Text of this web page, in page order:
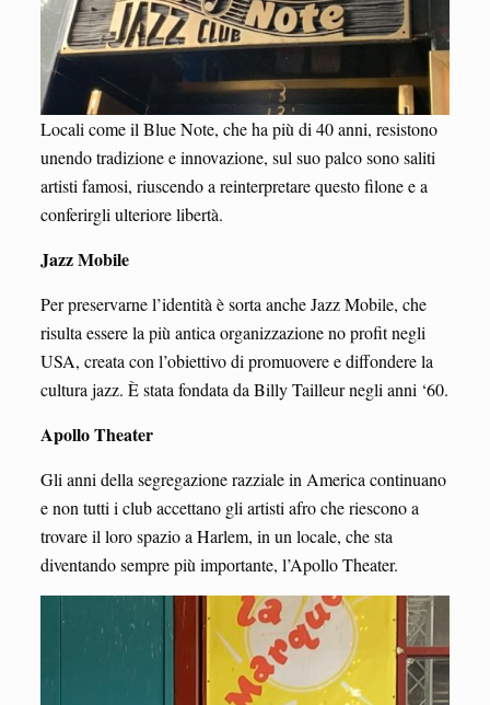
Locali come il Blue Note, che ha più di 40 anni, resistono
unendo tradizione e innovazione, sul suo palco sono saliti
artisti famosi, riuscendo a reinterpretare questo filone e a
conferirgli ulteriore libertà.
Jazz Mobile
Per preservarne l’identità è sorta anche Jazz Mobile, che
risulta essere la più antica organizzazione no profit negli
USA, creata con l’obiettivo di promuovere e diffondere la
cultura jazz. È stata fondata da Billy Tailleur negli anni ‘60.
Apollo Theater
Gli anni della segregazione razziale in America continuano
e non tutti i club accettano gli artisti afro che riescono a
trovare il loro spazio a Harlem, in un locale, che sta
diventando sempre più importante, l’Apollo Theater.